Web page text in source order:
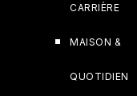
CARRIÈRE
MAISON &
QUOTIDIEN